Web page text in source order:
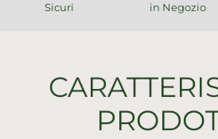
Sicuri
in Negozio